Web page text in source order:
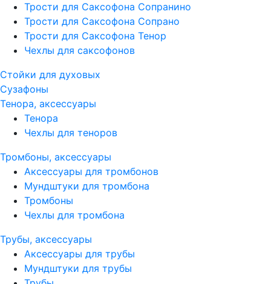
Трости для Саксофона Сопранино
Трости для Саксофона Сопрано
Трости для Саксофона Тенор
Чехлы для саксофонов
Стойки для духовых
Сузафоны
Тенора, аксессуары
Тенора
Чехлы для теноров
Тромбоны, аксессуары
Аксессуары для тромбонов
Мундштуки для тромбона
Тромбоны
Чехлы для тромбона
Трубы, аксессуары
Аксессуары для трубы
Мундштуки для трубы